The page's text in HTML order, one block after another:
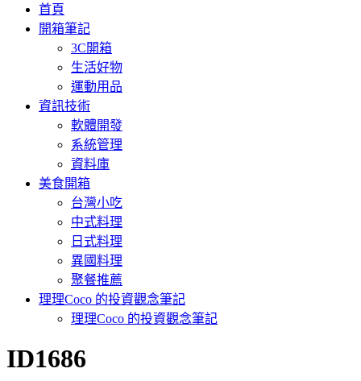
首頁
開箱筆記
3C開箱
生活好物
運動用品
資訊技術
軟體開發
系統管理
資料庫
美食開箱
台灣小吃
中式料理
日式料理
異國料理
聚餐推薦
理理Coco 的投資觀念筆記
理理Coco 的投資觀念筆記
標籤
:
ID1686